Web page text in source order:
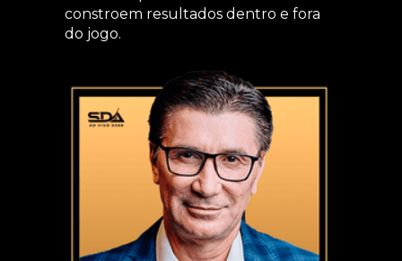
constroem resultados dentro e fora
do jogo.